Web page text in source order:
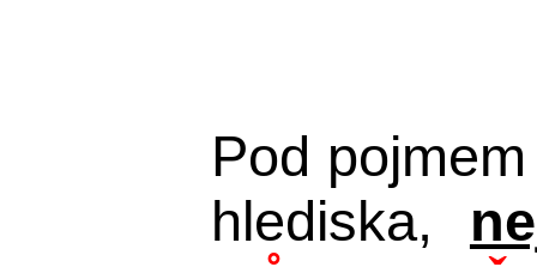
Pod pojmem
hlediska,